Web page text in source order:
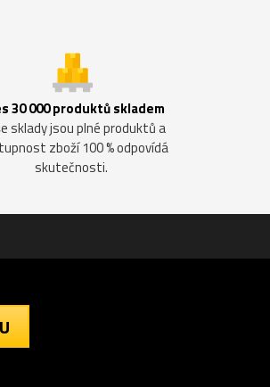
30 000 produktů skladem
sklady jsou plné produktů a
zboží 100 % odpovídá
skutečnosti.